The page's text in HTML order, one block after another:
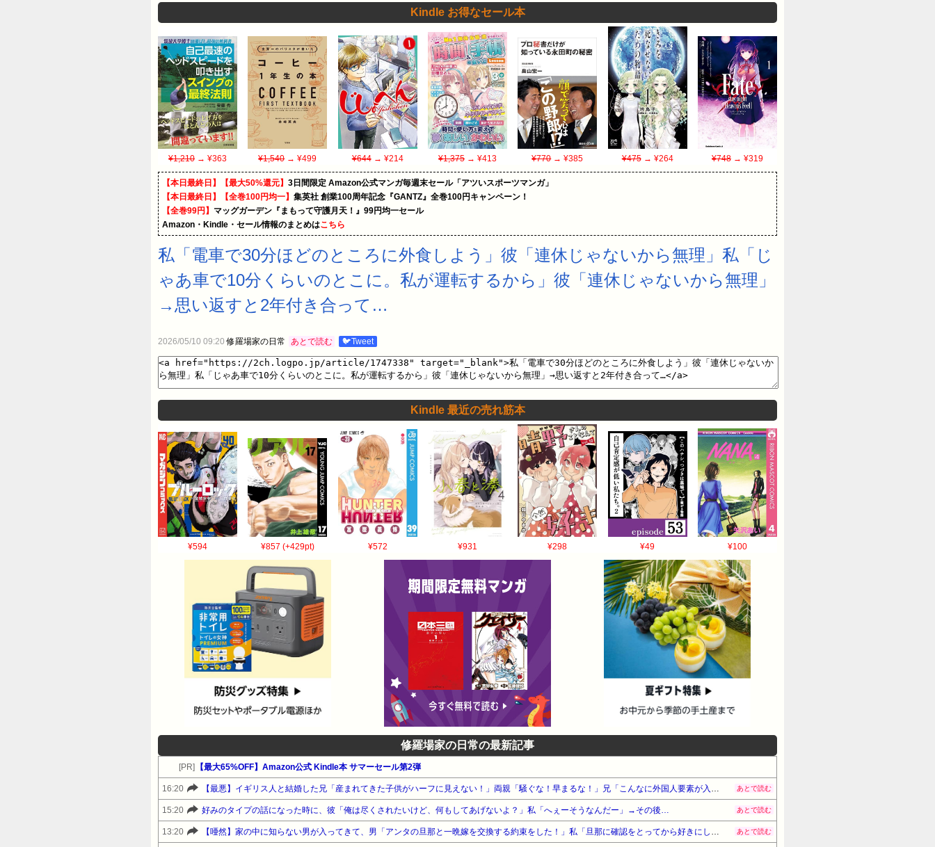
Kindle お得なセール本
¥1,210 → ¥363 ¥1,540→ ¥499 ¥644→ ¥214 ¥1,375→ ¥413 ¥770→ ¥385 ¥475→ ¥264 ¥748→ ¥319
【本日最終日】【最大50%還元】 3日間限定 Amazon公式マンガ毎週末セール「アツいスポーツマンガ」
【本日最終日】【全巻100円均一】 集英社 創業100周年記念『GANTZ』全巻100円キャンペーン！
【全巻99円】 マッグガーデン『まもって守護月天！』99円均一セール
Amazon・Kindle・セール情報のまとめはこちら
私「電車で30分ほどのところに外食しよう」彼「連休じゃないから無理」私「じ
ゃあ車で10分くらいのとこに。私が運転するから」彼「連休じゃないから無理」
→思い返すと2年付き合って…
2026/05/10 09:20修羅場家の日常 あとで読む 🐦Tweet
Kindle 最近の売れ筋本
¥594 ¥857 (+429pt) ¥572 ¥931 ¥298 ¥49 ¥100
修羅場家の日常の最新記事
[PR] 【最大65%OFF】Amazon公式 Kindle本 サマーセール第2弾
16:20 あとで読む
15:20 好みのタイプの話になった時に、彼「俺は尽くされたいけど、何もしてあげないよ？」私「へぇーそうなんだー」→その後… あとで読む
13:20 あとで読む